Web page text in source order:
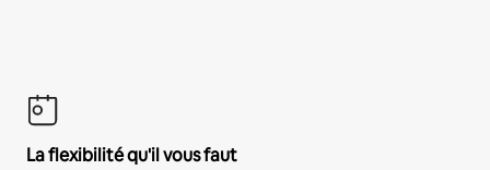
La flexibilité qu'il vous faut